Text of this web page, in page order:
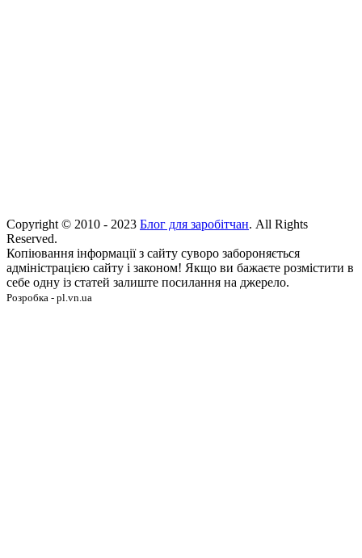
Copyright © 2010 - 2023 Блог для заробітчан. All Rights
Reserved.
Копіювання інформації з сайту суворо забороняється
адміністрацією сайту і законом! Якщо ви бажаєте розмістити в
себе одну із статей залиште посилання на джерело.
Розробка - pl.vn.ua